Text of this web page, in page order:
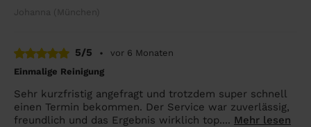
Johanna (München)
5/5 •
vor 6 Monaten
Einmalige Reinigung
Sehr kurzfristig angefragt und trotzdem super schnell
einen Termin bekommen. Der Service war zuverlässig,
freundlich und das Ergebnis wirklich top.... Mehr lesen